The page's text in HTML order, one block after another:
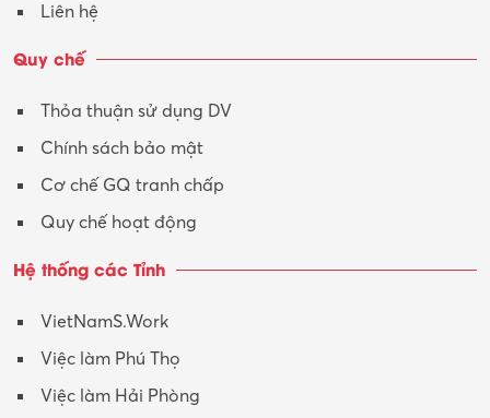
Y tế-Dược
Liên hệ
Quy chế
Thỏa thuận sử dụng DV
Chính sách bảo mật
Cơ chế GQ tranh chấp
Quy chế hoạt động
Hệ thống các Tỉnh
VietNamS.Work
Việc làm Phú Thọ
Việc làm Hải Phòng